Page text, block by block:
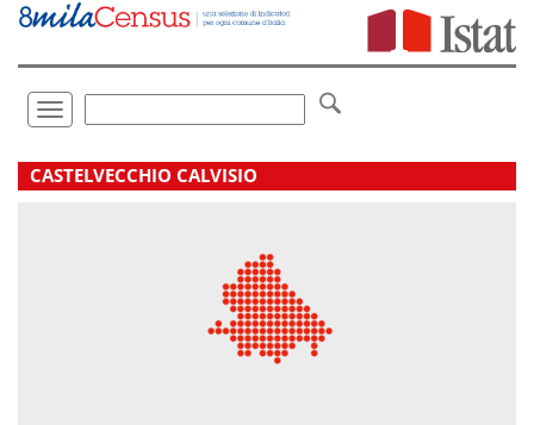
Vai
direttamente
Toggle
navigation
.
CASTELVECCHIO CALVISIO